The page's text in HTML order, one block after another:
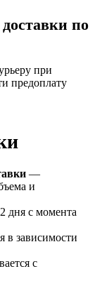
по
при
предоплату
—
и
дня с момента
в зависимости
с